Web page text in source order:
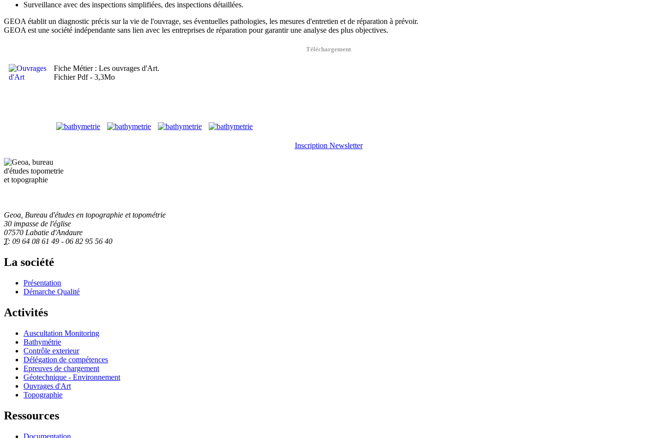
Surveillance avec des inspections simplifiées, des inspections détaillées.
GEOA établit un diagnostic précis sur la vie de l'ouvrage, ses éventuelles pathologies, les mesures d'entretien et de réparation à prévoir.
GEOA est une société indépendante sans lien avec les entreprises de réparation pour garantir une analyse des plus objectives.
Téléchargement
Fiche Métier : Les ouvrages d'Art.
Fichier Pdf - 3,3Mo
Inscription Newsletter
Geoa, Bureau d'études en topographie et topométrie
30 impasse de l'église
07570 Labatie d'Andaure
T: 09 64 08 61 49 - 06 82 95 56 40
La société
Présentation
Démarche Qualité
Activités
Auscultation Monitoring
Bathymétrie
Contrôle exterieur
Délégation de compétences
Epreuves de chargement
Géotechnique - Environnement
Ouvrages d'Art
Topographie
Ressources
Documentation